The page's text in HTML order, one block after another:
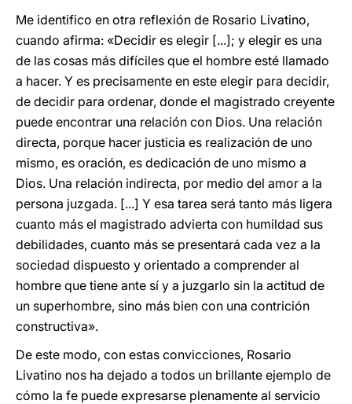
Me identifico en otra reflexión de Rosario Livatino,
cuando afirma: «Decidir es elegir [...]; y elegir es una
de las cosas más difíciles que el hombre esté llamado
a hacer. Y es precisamente en este elegir para decidir,
de decidir para ordenar, donde el magistrado creyente
puede encontrar una relación con Dios. Una relación
directa, porque hacer justicia es realización de uno
mismo, es oración, es dedicación de uno mismo a
Dios. Una relación indirecta, por medio del amor a la
persona juzgada. [...] Y esa tarea será tanto más ligera
cuanto más el magistrado advierta con humildad sus
debilidades, cuanto más se presentará cada vez a la
sociedad dispuesto y orientado a comprender al
hombre que tiene ante sí y a juzgarlo sin la actitud de
un superhombre, sino más bien con una contrición
constructiva».
De este modo, con estas convicciones, Rosario
Livatino nos ha dejado a todos un brillante ejemplo de
cómo la fe puede expresarse plenamente al servicio